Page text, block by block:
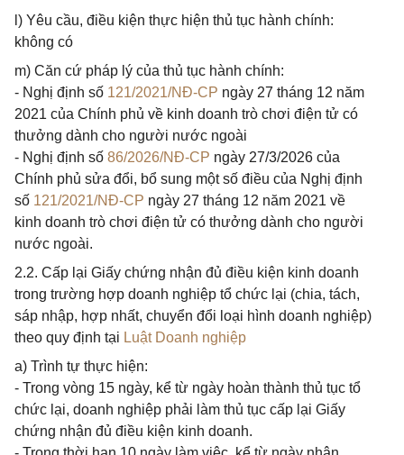
l) Yêu cầu, điều kiện thực hiện thủ tục hành chính:
không có
m) Căn cứ pháp lý của thủ tục hành chính:
- Nghị định số 121/2021/NĐ-CP ngày 27 tháng 12 năm
2021 của Chính phủ về kinh doanh trò chơi điện tử có
thưởng dành cho người nước ngoài
- Nghị định số 86/2026/NĐ-CP ngày 27/3/2026 của
Chính phủ sửa đổi, bổ sung một số điều của Nghị định
số 121/2021/NĐ-CP ngày 27 tháng 12 năm 2021 về
kinh doanh trò chơi điện tử có thưởng dành cho người
nước ngoài.
2.2. Cấp lại Giấy chứng nhận đủ điều kiện kinh doanh
trong trường hợp doanh nghiệp tổ chức lại (chia, tách,
sáp nhập, hợp nhất, chuyển đổi loại hình doanh nghiệp)
theo quy định tại Luật Doanh nghiệp
a) Trình tự thực hiện:
- Trong vòng 15 ngày, kể từ ngày hoàn thành thủ tục tổ
chức lại, doanh nghiệp phải làm thủ tục cấp lại Giấy
chứng nhận đủ điều kiện kinh doanh.